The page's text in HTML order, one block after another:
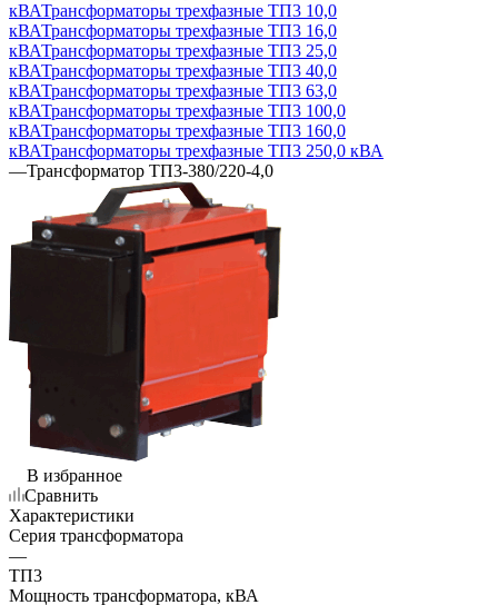
кВАТрансформаторы трехфазные ТП3 10,0
кВАТрансформаторы трехфазные ТП3 16,0
кВАТрансформаторы трехфазные ТП3 25,0
кВАТрансформаторы трехфазные ТП3 40,0
кВАТрансформаторы трехфазные ТП3 63,0
кВАТрансформаторы трехфазные ТП3 100,0
кВАТрансформаторы трехфазные ТП3 160,0
кВАТрансформаторы трехфазные ТП3 250,0 кВА
—Трансформатор ТП3-380/220-4,0
В избранное
Сравнить
Характеристики
Серия трансформатора
—
ТП3
Мощность трансформатора, кВА